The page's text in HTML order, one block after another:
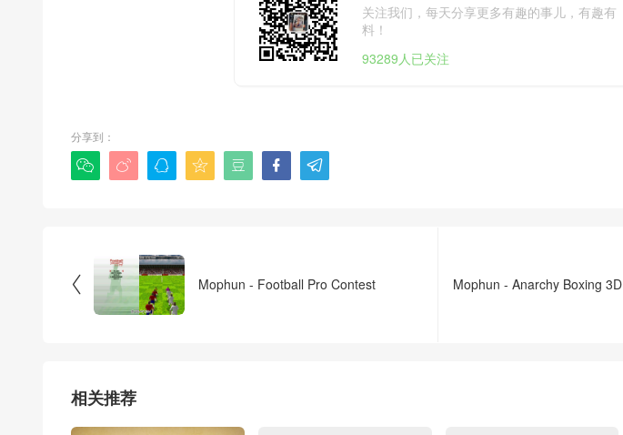
关注我们，每天分享更多有趣的事儿，有趣有
料！
93289人已关注
分享到：
      
 Mophun - Football Pro Contest Mophun - Anarchy Boxing 3D
相关推荐